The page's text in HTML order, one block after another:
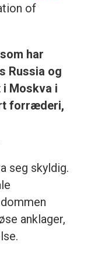
of
har
Russia og
i Moskva i
forræderi,
seg skyldig.
anklager,